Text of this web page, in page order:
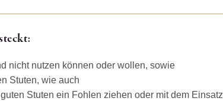
nicht nutzen können oder wollen, sowie
Stuten, wie auch
Stuten ein Fohlen ziehen oder mit dem Einsatz